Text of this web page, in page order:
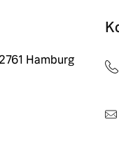
Hamburg